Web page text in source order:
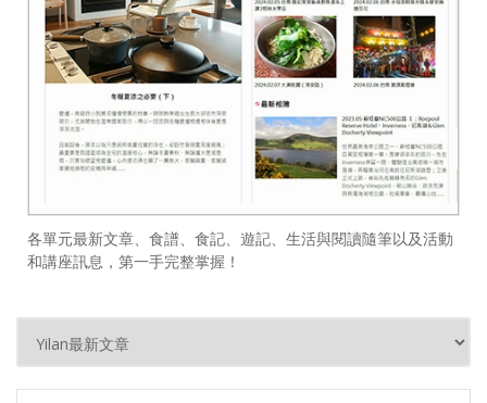
各單元最新文章、食譜、食記、遊記、生活與閱讀隨筆以及活動
和講座訊息，第一手完整掌握！